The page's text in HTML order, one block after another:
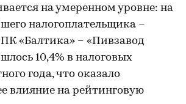
на умеренном уровне: на
налогоплательщика –
«Балтика» – «Пивзавод
10,4% в налоговых
года, что оказало
влияние на рейтинговую